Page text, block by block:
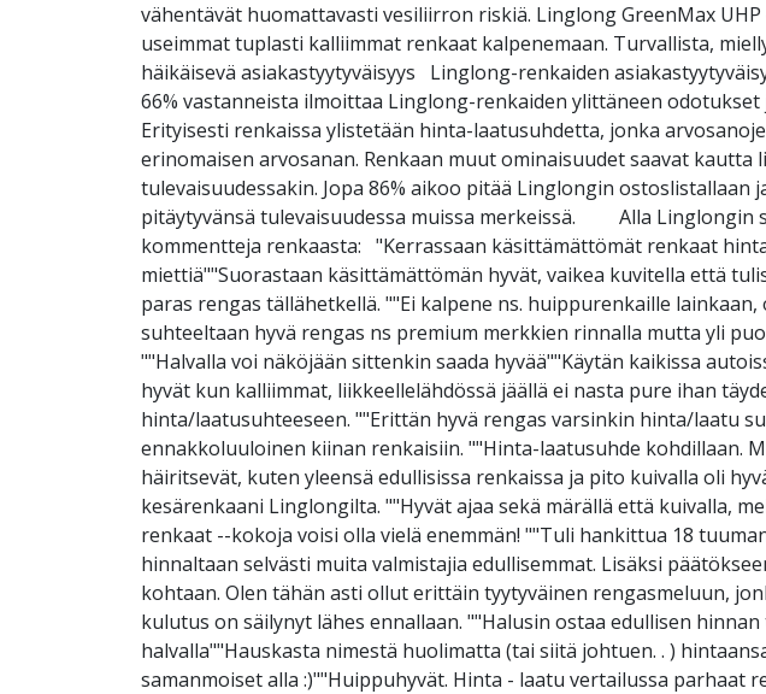
vähentävät huomattavasti vesiliirron riskiä. Linglong GreenMax
useimmat tuplasti kalliimmat renkaat kalpenemaan. Turvallista,
häikäisevä asiakastyytyväisyys Linglong-renkaiden
66% vastanneista ilmoittaa Linglong-renkaiden ylittäneen odotukset
Erityisesti renkaissa ylistetään hinta-laatusuhdetta, jonka
erinomaisen arvosanan. Renkaan muut ominaisuudet saavat
tulevaisuudessakin. Jopa 86% aikoo pitää Linglongin ostoslistallaan
pitäytyvänsä tulevaisuudessa muissa merkeissä. Alla Linglongin
kommentteja renkaasta: "Kerrassaan käsittämättömät renkaat
miettiä""Suorastaan käsittämättömän hyvät, vaikea kuvitella että
paras rengas tällähetkellä. ""Ei kalpene ns. huippurenkaille
suhteeltaan hyvä rengas ns premium merkkien rinnalla mutta yli
""Halvalla voi näköjään sittenkin saada hyvää""Käytän kaikissa
hyvät kun kalliimmat, liikkeellelähdössä jäällä ei nasta pure ihan
hinta/laatusuhteeseen. ""Erittän hyvä rengas varsinkin hinta/laatu
ennakkoluuloinen kiinan renkaisiin. ""Hinta-laatusuhde kohdillaan.
häiritsevät, kuten yleensä edullisissa renkaissa ja pito kuivalla oli
kesärenkaani Linglongilta. ""Hyvät ajaa sekä märällä että kuivalla,
renkaat --kokoja voisi olla vielä enemmän! ""Tuli hankittua 18
hinnaltaan selvästi muita valmistajia edullisemmat. Lisäksi
kohtaan. Olen tähän asti ollut erittäin tyytyväinen rengasmeluun,
kulutus on säilynyt lähes ennallaan. ""Halusin ostaa edullisen
halvalla""Hauskasta nimestä huolimatta (tai siitä johtuen. . )
samanmoiset alla :)""Huippuhyvät. Hinta - laatu vertailussa